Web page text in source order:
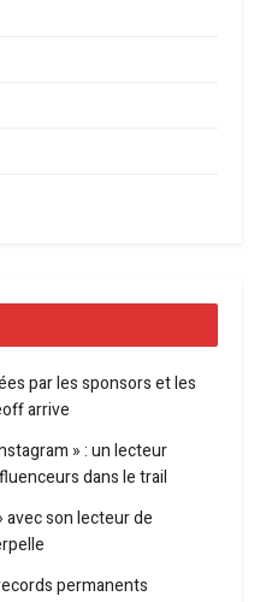
par les sponsors et les
arrive
» : un lecteur
dans le trail
avec son lecteur de
permanents